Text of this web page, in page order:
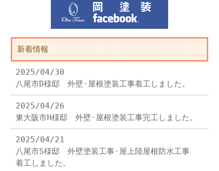
新着情報
2025/04/30
八尾市D様邸 外壁·屋根塗装工事着工しました。
2025/04/26
東大阪市H様邸 外壁·屋根塗装工事完工しました。
2025/04/21
八尾市S様邸 外壁塗装工事·屋上陸屋根防水工事
着工しました。